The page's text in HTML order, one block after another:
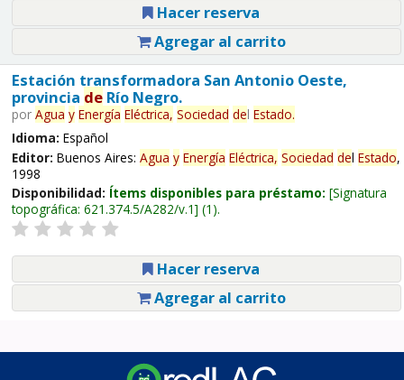
Hacer reserva
Agregar al carrito
Estación transformadora San Antonio Oeste,
provincia deRío Negro.
por Agua y Energía Eléctrica, Sociedad del Estado.
Idioma: Español
Editor: Buenos Aires: Agua y Energía Eléctrica, Sociedad del Estado,
1998
Disponibilidad: Ítems disponibles para préstamo: Signatura
topográfica: 621.374.5/A282/v.1 (1).
Hacer reserva
Agregar al carrito